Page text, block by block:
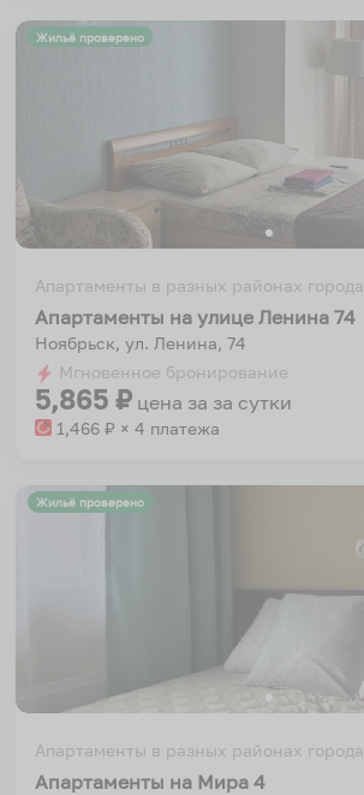
Жильё проверено
Апартаменты в разных районах города
Апартаменты на улице Ленина 74
Ноябрьск, ул. Ленина, 74
Мгновенное бронирование
5,865 ₽ цена за за сутки
1,466 ₽ × 4 платежа
Жильё проверено
Апартаменты в разных районах города
Апартаменты на Мира 4